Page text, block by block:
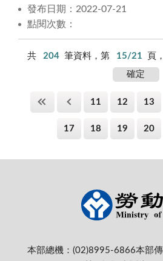
發布日期：2022-07-21
點閱次數：
共 204 筆資料，第 15/21 頁
11 12 13
17 18 19 20
本部總機：(02)8995-6866本部